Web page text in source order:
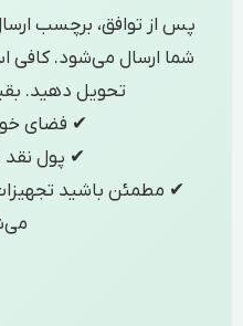
پس از توافق، برچسب
شما ارسال می‌شود. کافی
تحویل دهید.
✔ فضای خود
✔ پول نقد
✔ مطمئن باشید